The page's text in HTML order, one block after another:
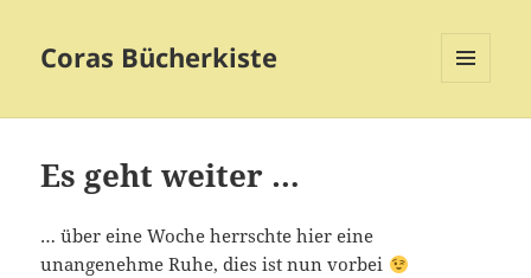
Coras Bücherkiste
Es geht weiter …
… über eine Woche herrschte hier eine
unangenehme Ruhe, dies ist nun vorbei